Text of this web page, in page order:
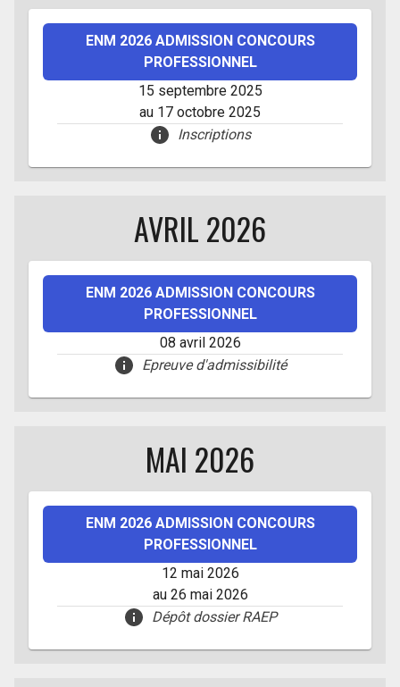
ENM 2026 ADMISSION CONCOURS
PROFESSIONNEL
15 septembre 2025
au 17 octobre 2025
Inscriptions
AVRIL 2026
ENM 2026 ADMISSION CONCOURS
PROFESSIONNEL
08 avril 2026
Epreuve d'admissibilité
MAI 2026
ENM 2026 ADMISSION CONCOURS
PROFESSIONNEL
12 mai 2026
au 26 mai 2026
Dépôt dossier RAEP